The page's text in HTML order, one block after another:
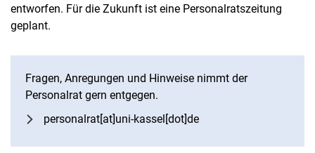
entworfen. Für die Zukunft ist eine Personalratszeitung
geplant.
Fragen, Anregungen und Hinweise nimmt der
Personalrat gern entgegen.
personalrat[at]uni-kassel[dot]de